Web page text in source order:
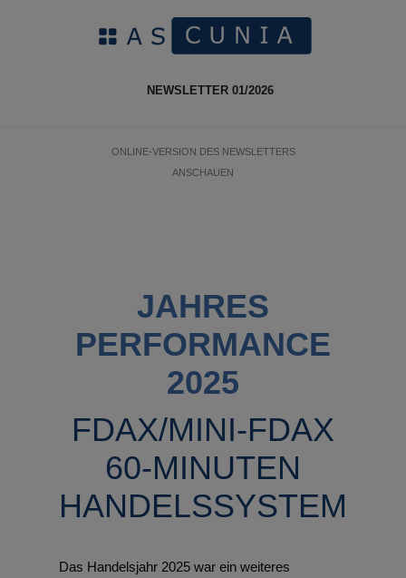
NEWSLETTER 01/2026
ONLINE-VERSION DES NEWSLETTERS
ANSCHAUEN
JAHRES
PERFORMANCE
2025
FDAX/MINI-FDAX
60-MINUTEN
HANDELSSYSTEM
Das Handelsjahr 2025 war ein weiteres